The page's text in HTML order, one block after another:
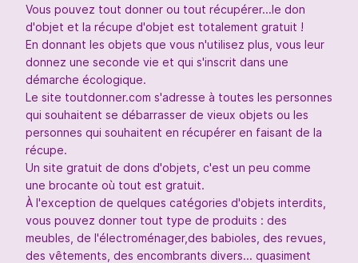
Vous pouvez tout donner ou tout récupérer...le don
d'objet et la récupe d'objet est totalement gratuit !
En donnant les objets que vous n'utilisez plus, vous leur
donnez une seconde vie et qui s'inscrit dans une
démarche écologique.
Le site toutdonner.com s'adresse à toutes les personnes
qui souhaitent se débarrasser de vieux objets ou les
personnes qui souhaitent en récupérer en faisant de la
récupe.
Un site gratuit de dons d'objets, c'est un peu comme
une brocante où tout est gratuit.
À l'exception de quelques catégories d'objets interdits,
vous pouvez donner tout type de produits : des
meubles, de l'électroménager,des babioles, des revues,
des vêtements, des encombrants divers... quasiment